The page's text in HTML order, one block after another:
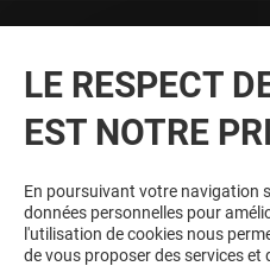
L'aventure
réseaux
LE RESPECT
EST NOTRE
En poursuivant votre navigation
données personnelles pour
l'utilisation de cookies nous
de vous proposer des services